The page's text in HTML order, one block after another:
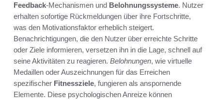
Feedback-Mechanismen und Belohnungssysteme. Nutzer
erhalten sofortige Rückmeldungen über ihre Fortschritte,
was den Motivationsfaktor erheblich steigert.
Benachrichtigungen, die den Nutzer über erreichte Schritte
oder Ziele informieren, versetzen ihn in die Lage, schnell auf
seine Aktivitäten zu reagieren. Belohnungen, wie virtuelle
Medaillen oder Auszeichnungen für das Erreichen
spezifischer Fitnessziele, fungieren als anspornende
Elemente. Diese psychologischen Anreize können